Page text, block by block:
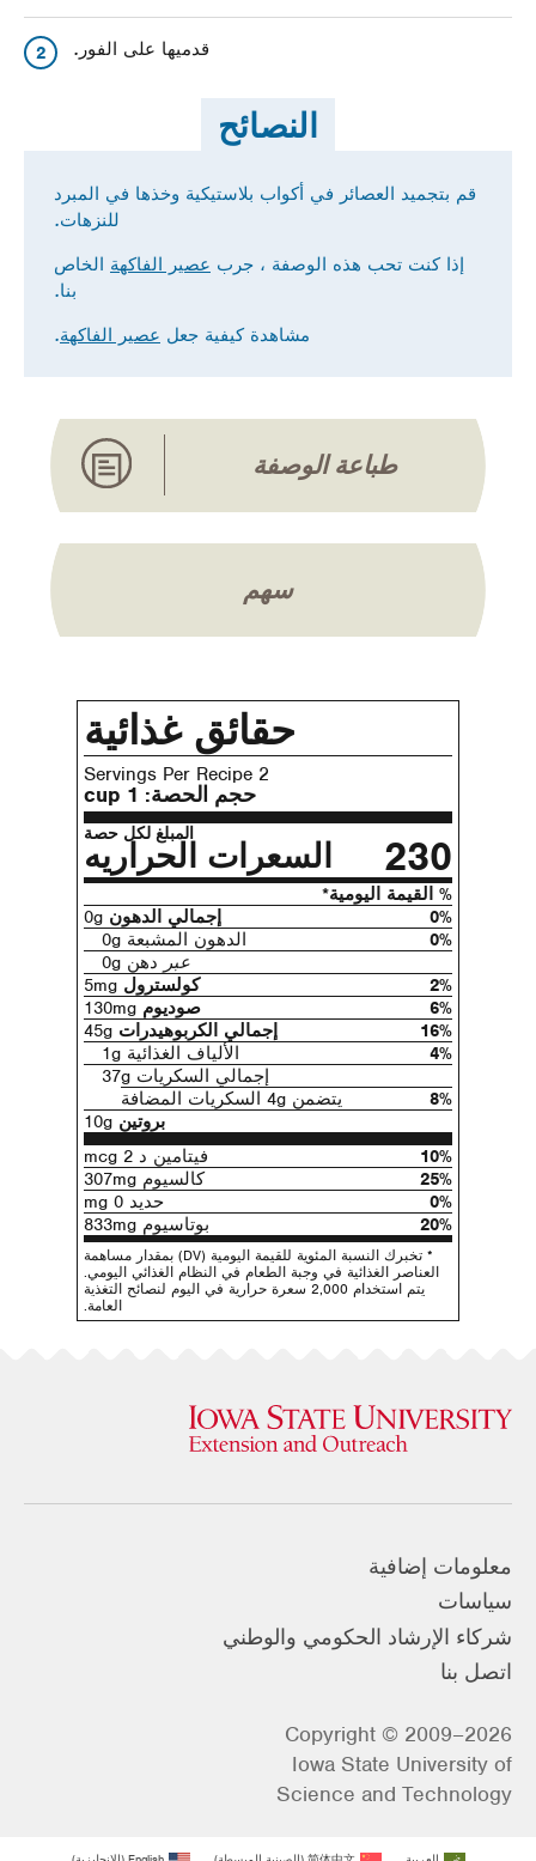
2 قدميها على الفور.
النصائح
قم بتجميد العصائر في أكواب بلاستيكية وخذها في المبرد
للنزهات.
إذا كنت تحب هذه الوصفة ، جرب عصير الفاكهة الخاص
بنا.
مشاهدة كيفية جعل عصير الفاكهة.
طباعة الوصفة
سهم
حقائق غذائية
2 Servings Per Recipe
حجم الحصة: 1 cup
المبلغ لكل حصة
السعرات الحراريه 230
% القيمة اليومية*
إجمالي الدهون
0%
الدهون المشبعة 0g
0%
عبر دهن 0g
كولسترول
2%
صوديوم
6%
إجمالي الكربوهيدرات
16%
الألياف الغذائية 1g
4%
إجمالي السكريات 37g
يتضمن 4g السكريات المضافة
8%
بروتين
فيتامين د 2 mcg
10%
كالسيوم 307mg
25%
حديد 0 mg
0%
بوتاسيوم 833mg
20%
* تخبرك النسبة المئوية للقيمة اليومية (DV) بمقدار مساهمة
العناصر الغذائية في وجبة الطعام في النظام الغذائي اليومي.
يتم استخدام 2,000 سعرة حرارية في اليوم لنصائح التغذية
العامة.
معلومات إضافية
سياسات
شركاء الإرشاد الحكومي والوطني
اتصل بنا
Copyright © 2009–2026
Iowa State University of
Science and Technology